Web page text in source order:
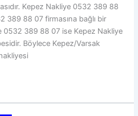
Kepez Nakliye 0532 389 88
389 88 07 firmasına bağlı bir
0532 389 88 07 ise Kepez Nakliye
Böylece Kepez/Varsak